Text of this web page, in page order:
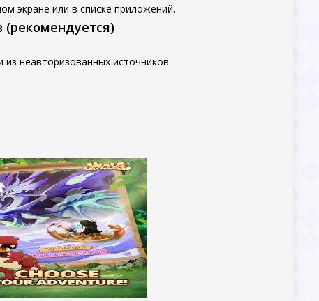
экране или в списке приложений.
(рекомендуется)
неавторизованных источников.